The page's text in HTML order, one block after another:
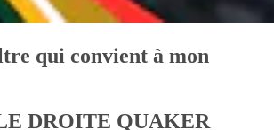
qui convient à mon
DROITE QUAKER